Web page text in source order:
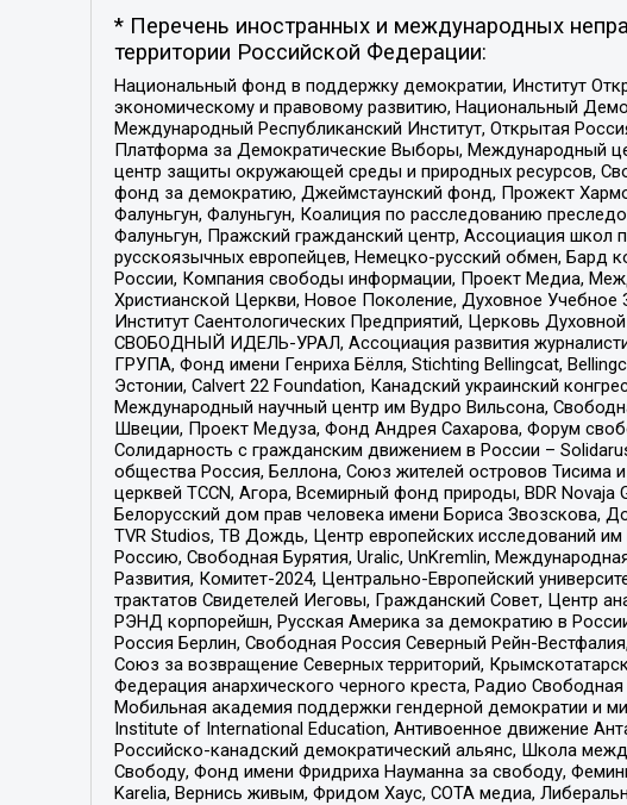
* Перечень иностранных и международных
территории Российской Федерации:
Национальный фонд в поддержку демократии, Институт
экономическому и правовому развитию, Национальный
Международный Республиканский Институт, Открытая
Платформа за Демократические Выборы, Международный
центр защиты окружающей среды и природных ресурсов,
фонд за демократию, Джеймстаунский фонд, Прожект
Фалуньгун, Фалуньгун, Коалиция по расследованию
Фалуньгун, Пражский гражданский центр, Ассоциация школ
русскоязычных европейцев, Немецко-русский обмен,
России, Компания свободы информации, Проект Медиа,
Христианской Церкви, Новое Поколение, Духовное
Институт Саентологических Предприятий, Церковь
СВОБОДНЫЙ ИДЕЛЬ-УРАЛ, Ассоциация развития
ГРУПА, Фонд имени Генриха Бёлля, Stichting Bellingcat,
Эстонии, Calvert 22 Foundation, Канадский украинский
Международный научный центр им Вудро Вильсона,
Швеции, Проект Медуза, Фонд Андрея Сахарова, Форум
Солидарность с гражданским движением в России –
общества Россия, Беллона, Союз жителей островов Тисима
церквей TCCN, Агора, Всемирный фонд природы, BDR
Белорусский дом прав человека имени Бориса Звозскова,
TVR Studios, ТВ Дождь, Центр европейских исследований
Россию, Свободная Бурятия, Uralic, UnKremlin,
Развития, Комитет-2024, Центрально-Европейский
трактатов Свидетелей Иеговы, Гражданский Совет, Центр
РЭНД корпорейшн, Русская Америка за демократию в
Россия Берлин, Свободная Россия Северный Рейн-
Союз за возвращение Северных территорий,
Федерация анархического черного креста, Радио
Мобильная академия поддержки гендерной демократии и
Institute of International Education, Антивоенное движение
Российско-канадский демократический альянс, Школа
Свободу, Фонд имени Фридриха Науманна за свободу,
Karelia, Вернись живым, Фридом Хаус, СОТА медиа,